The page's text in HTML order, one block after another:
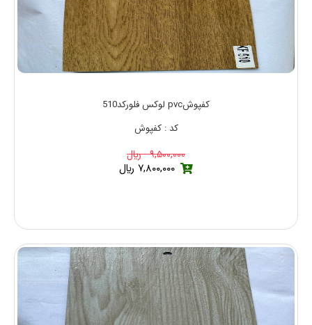
کفپوشpvc لوکس فلورکد510
کد : کفپوش
۹,۵۰۰,۰۰۰ ريال
۷,۸۰۰,۰۰۰ ريال